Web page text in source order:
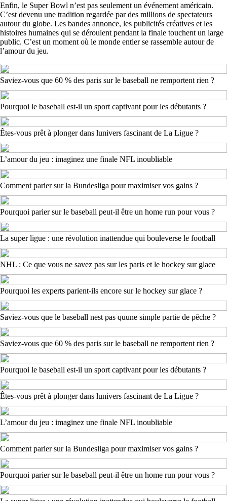
Enfin, le Super Bowl n’est pas seulement un événement américain.
C’est devenu une tradition regardée par des millions de spectateurs
autour du globe. Les bandes annonce, les publicités créatives et les
histoires humaines qui se déroulent pendant la finale touchent un large
public. C’est un moment où le monde entier se rassemble autour de
l’amour du jeu.
Saviez-vous que 60 % des paris sur le baseball ne remportent rien ?
Pourquoi le baseball est-il un sport captivant pour les débutants ?
Êtes-vous prêt à plonger dans lunivers fascinant de La Ligue ?
L’amour du jeu : imaginez une finale NFL inoubliable
Comment parier sur la Bundesliga pour maximiser vos gains ?
Pourquoi parier sur le baseball peut-il être un home run pour vous ?
La super ligue : une révolution inattendue qui bouleverse le football
NHL : Ce que vous ne savez pas sur les paris et le hockey sur glace
Pourquoi les experts parient-ils encore sur le hockey sur glace ?
Saviez-vous que le baseball nest pas quune simple partie de pêche ?
Saviez-vous que 60 % des paris sur le baseball ne remportent rien ?
Pourquoi le baseball est-il un sport captivant pour les débutants ?
Êtes-vous prêt à plonger dans lunivers fascinant de La Ligue ?
L’amour du jeu : imaginez une finale NFL inoubliable
Comment parier sur la Bundesliga pour maximiser vos gains ?
Pourquoi parier sur le baseball peut-il être un home run pour vous ?